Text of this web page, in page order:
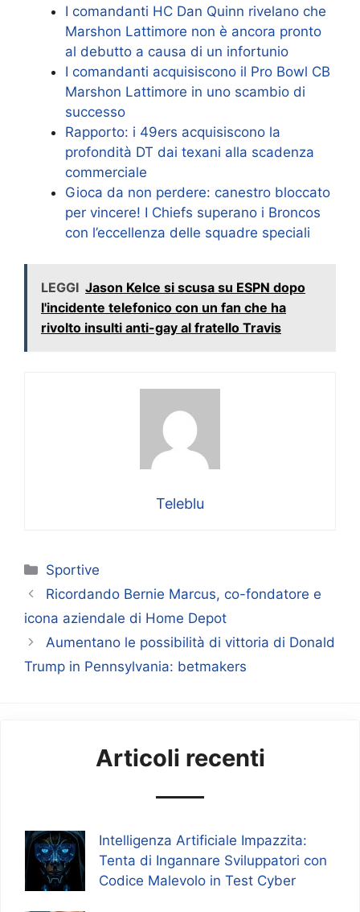
I comandanti HC Dan Quinn rivelano che
Marshon Lattimore non è ancora pronto
al debutto a causa di un infortunio
I comandanti acquisiscono il Pro Bowl CB
Marshon Lattimore in uno scambio di
successo
Rapporto: i 49ers acquisiscono la
profondità DT dai texani alla scadenza
commerciale
Gioca da non perdere: canestro bloccato
per vincere! I Chiefs superano i Broncos
con l’eccellenza delle squadre speciali
LEGGI Jason Kelce si scusa su ESPN dopo
l'incidente telefonico con un fan che ha
rivolto insulti anti-gay al fratello Travis
Teleblu
Categorie
Sportive
Ricordando Bernie Marcus, co-fondatore e
icona aziendale di Home Depot
Aumentano le possibilità di vittoria di Donald
Trump in Pennsylvania: betmakers
Articoli recenti
Intelligenza Artificiale Impazzita:
Tenta di Ingannare Sviluppatori con
Codice Malevolo in Test Cyber